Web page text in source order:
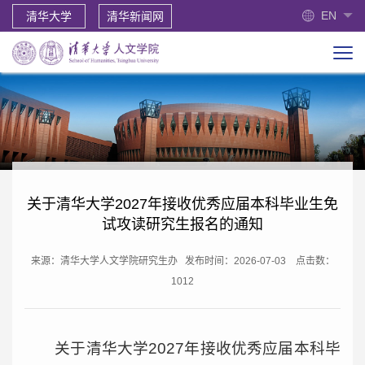
EN
清华大学 清华新闻网
关于清华大学2027年接收优秀应届本科毕业生免
试攻读研究生报名的通知
来源：清华大学人文学院研究生办 发布时间：2026-07-03 点击数：
1012
关于清华大学2027年接收优秀应届本科毕